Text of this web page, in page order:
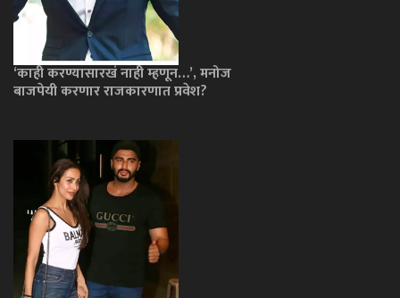
‘काही करण्यासारखं नाही म्हणून…’, मनोज
बाजपेयी करणार राजकारणात प्रवेश?